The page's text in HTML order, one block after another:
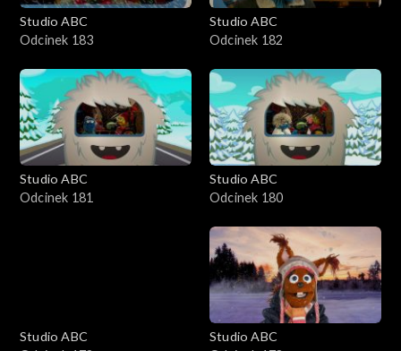
Studio ABC
Odcinek 183
Studio ABC
Odcinek 182
Studio ABC
Odcinek 181
Studio ABC
Odcinek 180
Studio ABC
Studio ABC